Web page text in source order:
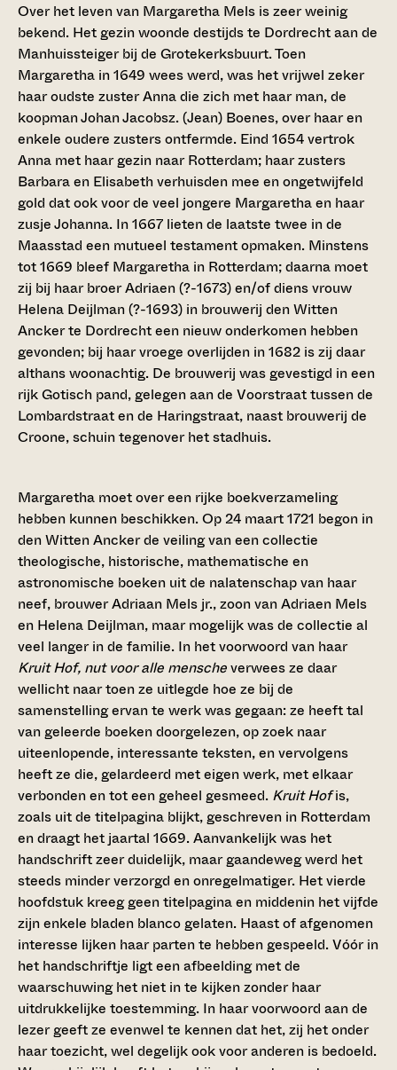
Over het leven van Margaretha Mels is zeer weinig
bekend. Het gezin woonde destijds te Dordrecht aan de
Manhuissteiger bij de Grotekerksbuurt. Toen
Margaretha in 1649 wees werd, was het vrijwel zeker
haar oudste zuster Anna die zich met haar man, de
koopman Johan Jacobsz. (Jean) Boenes, over haar en
enkele oudere zusters ontfermde. Eind 1654 vertrok
Anna met haar gezin naar Rotterdam; haar zusters
Barbara en Elisabeth verhuisden mee en ongetwijfeld
gold dat ook voor de veel jongere Margaretha en haar
zusje Johanna. In 1667 lieten de laatste twee in de
Maasstad een mutueel testament opmaken. Minstens
tot 1669 bleef Margaretha in Rotterdam; daarna moet
zij bij haar broer Adriaen (?-1673) en/of diens vrouw
Helena Deijlman (?-1693) in brouwerij den Witten
Ancker te Dordrecht een nieuw onderkomen hebben
gevonden; bij haar vroege overlijden in 1682 is zij daar
althans woonachtig. De brouwerij was gevestigd in een
rijk Gotisch pand, gelegen aan de Voorstraat tussen de
Lombardstraat en de Haringstraat, naast brouwerij de
Croone, schuin tegenover het stadhuis.
Margaretha moet over een rijke boekverzameling
hebben kunnen beschikken. Op 24 maart 1721 begon in
den Witten Ancker de veiling van een collectie
theologische, historische, mathematische en
astronomische boeken uit de nalatenschap van haar
neef, brouwer Adriaan Mels jr., zoon van Adriaen Mels
en Helena Deijlman, maar mogelijk was de collectie al
veel langer in de familie. In het voorwoord van haar
Kruit Hof, nut voor alle menscheverwees ze daar
wellicht naar toen ze uitlegde hoe ze bij de
samenstelling ervan te werk was gegaan: ze heeft tal
van geleerde boeken doorgelezen, op zoek naar
uiteenlopende, interessante teksten, en vervolgens
heeft ze die, gelardeerd met eigen werk, met elkaar
verbonden en tot een geheel gesmeed. Kruit Hofis,
zoals uit de titelpagina blijkt, geschreven in Rotterdam
en draagt het jaartal 1669. Aanvankelijk was het
handschrift zeer duidelijk, maar gaandeweg werd het
steeds minder verzorgd en onregelmatiger. Het vierde
hoofdstuk kreeg geen titelpagina en middenin het vijfde
zijn enkele bladen blanco gelaten. Haast of afgenomen
interesse lijken haar parten te hebben gespeeld. Vóór in
het handschriftje ligt een afbeelding met de
waarschuwing het niet in te kijken zonder haar
uitdrukkelijke toestemming. In haar voorwoord aan de
lezer geeft ze evenwel te kennen dat het, zij het onder
haar toezicht, wel degelijk ook voor anderen is bedoeld.